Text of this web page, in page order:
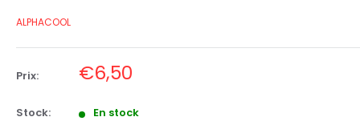
ALPHACOOL
Prix: Prix
réduit
€6,50
Stock: En stock